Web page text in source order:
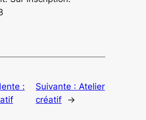
:
Suivante :Atelier
créatif
→